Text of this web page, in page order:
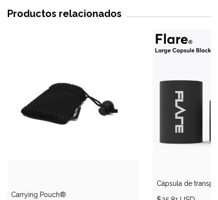
Productos relacionados
Carrying Pouch®
Cápsula de